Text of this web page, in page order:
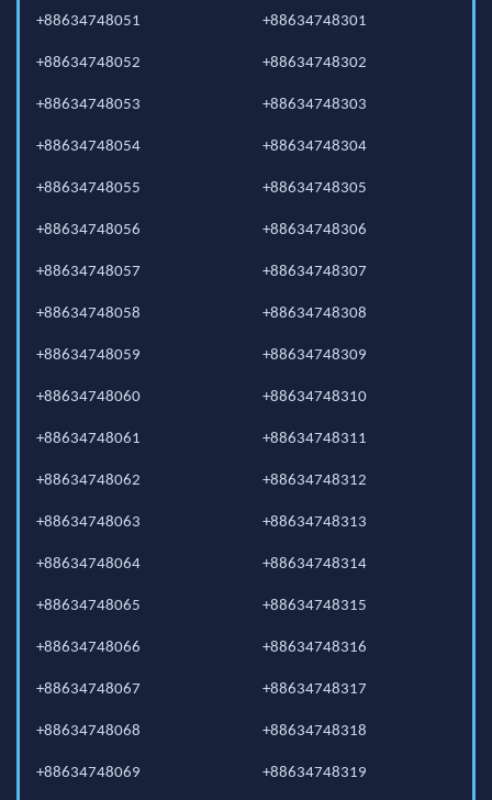
+88634748051
+88634748052
+88634748053
+88634748054
+88634748055
+88634748056
+88634748057
+88634748058
+88634748059
+88634748060
+88634748061
+88634748062
+88634748063
+88634748064
+88634748065
+88634748066
+88634748067
+88634748068
+88634748069
+88634748301
+88634748302
+88634748303
+88634748304
+88634748305
+88634748306
+88634748307
+88634748308
+88634748309
+88634748310
+88634748311
+88634748312
+88634748313
+88634748314
+88634748315
+88634748316
+88634748317
+88634748318
+88634748319